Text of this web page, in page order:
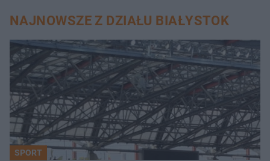
NAJNOWSZE Z DZIAŁU BIAŁYSTOK
SPORT